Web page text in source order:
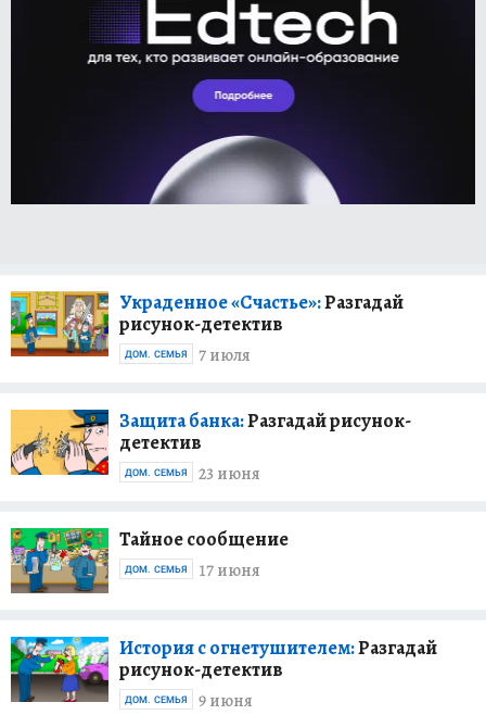
Украденное «Счастье»:Разгадай
рисунок-детектив
7 июля
ДОМ. СЕМЬЯ
Защита банка:Разгадай рисунок-
детектив
23 июня
ДОМ. СЕМЬЯ
Тайное сообщение
17 июня
ДОМ. СЕМЬЯ
История с огнетушителем:Разгадай
рисунок-детектив
9 июня
ДОМ. СЕМЬЯ